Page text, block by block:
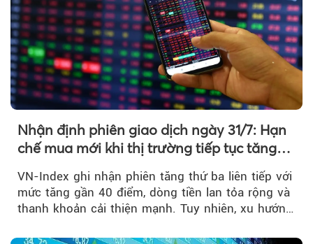
Nhận định phiên giao dịch ngày 31/7: Hạn
chế mua mới khi thị trường tiếp tục tăng
VN-Index ghi nhận phiên tăng thứ ba liên tiếp với
mức tăng gần 40 điểm, dòng tiền lan tỏa rộng và
thanh khoản cải thiện mạnh. Tuy nhiên, xu hướng